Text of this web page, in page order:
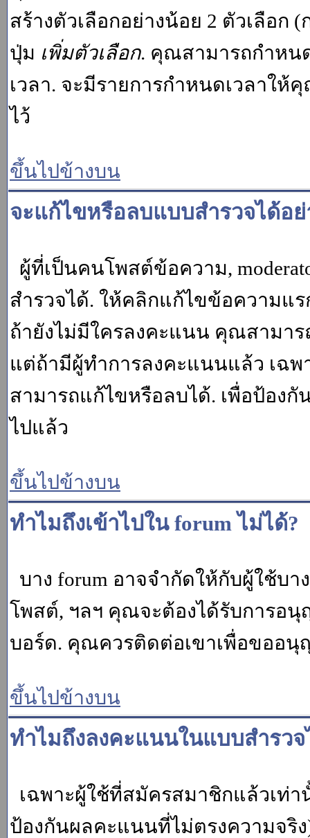
สร้างตัวเลือกอย่างน้อย 2 ตัวเลือก
ปุ่ม เพิ่มตัวเลือก. คุณสามารถกำหน
เวลา. จะมีรายการกำหนดเวลาให้
ไว้
ขึ้นไปข้างบน
จะแก้ไขหรือลบแบบสำรวจได้อย่
ผู้ที่เป็นคนโพสต์ข้อความ,
สำรวจได้. ให้คลิกแก้ไขข้อความแ
ถ้ายังไม่มีใครลงคะแนน คุณสามา
แต่ถ้ามีผู้ทำการลงคะแนนแล้ว เฉพา
สามารถแก้ไขหรือลบได้. เพื่อป้อง
ไปแล้ว
ขึ้นไปข้างบน
ทำไมถึงเข้าไปใน forum ไม่ได้?
บาง forum อาจจำกัดให้กับผู้ใช้บ
โพสต์, ฯลฯ คุณจะต้องได้รับการอนุ
บอร์ด. คุณควรติดต่อเขาเพื่อขออนุ
ขึ้นไปข้างบน
ทำไมถึงลงคะแนนในแบบสำรวจ
เฉพาะผู้ใช้ที่สมัครสมาชิกแล้วเท่
ป้องกันผลคะแนนที่ไม่ตรงความจ